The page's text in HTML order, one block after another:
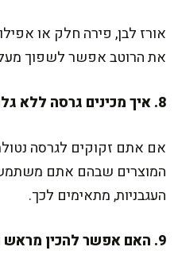
אורז לבן, פירה חלק או
את הרוטב אפשר לשפוך
8. איך מכינים גרסה ללא גלוטן?
אם אתם זקוקים לגרסה
המוצרים שבהם אתם
העגבניות, מתאימים לכך.
9. האם אפשר להכין מראש ולחמם למחרת?